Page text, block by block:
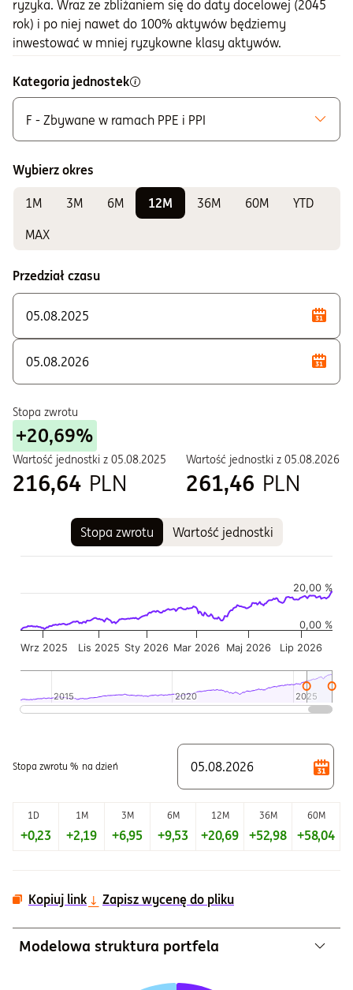
ryzyka. Wraz ze zbliżaniem się do daty docelowej (2045
rok) i po niej nawet do 100% aktywów będziemy
inwestować w mniej ryzykowne klasy aktywów.
Kategoria jednostek
F - Zbywane w ramach PPE i PPI
K - Zbywane w ramach IKE i IKZE
Do sprawdzania wyników
E - Zbywane w ramach PPE i PPI
S - Zbywane w ramach PPE i PPI
Wybierz okres
1M 3M 6M 12M 36M 60M
YTD
MAX
Przedział czasu
Stopa zwrotu
+20,69%
Wartość jednostki z 05.08.2025
216,64 PLN
Wartość jednostki z 05.08.2026
261,46 PLN
Stopa zwrotu Wartość jednostki
Wykres pokazuje historię wartości jednostki funduszu
Wykres ma 2 osi X wyświetlające Czas, i Czas.
Wykres ma 2 osi Y wyświetlające Wartość jednostki w
Sty 2026
Wrz 2025 Lis 2025 Mar 2026 Maj 2026 Lip 2026
2015
2015 2020
2020 2025
2025
0,00 %
20,00 %
Stopa zwrotu % na dzień
1D 1M 3M 6M 12M 36M 60M
+0,23 +2,19 +6,95 +9,53 +20,69 +52,98 +58,04
Kopiuj link Zapisz wycenę do pliku
Modelowa struktura portfela